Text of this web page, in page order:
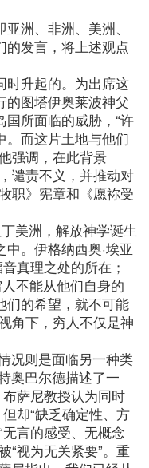
洲、非洲、美洲、
的发言，将上述观点
时升起的。为出席这
的图塔伊奥莱波神父
所面临的威胁，“许
。而这片土地与他们
强调，在此背景
谴责不义，并推动对
职》宪章和《愿祢受
美洲，解放神学诞生
。伊格纳西奥·埃亚
真理之处的所在；
不能从他们自身的
们的希望，就不可能
角下，穷人不仅是神
况则是面临另一种类
奥巴尔德描述了一
萨尼教授认为同时
却“缺乏确定性、方
言的感受、无概念
“视为无关紧要”。重